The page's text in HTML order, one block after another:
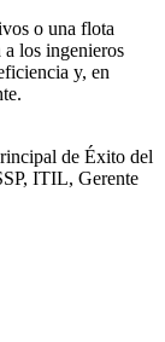
o una flota
los ingenieros
y, en
de Éxito del
ITIL, Gerente